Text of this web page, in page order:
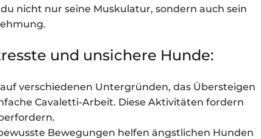
nicht nur seine Muskulatur, sondern auch sein
und unsichere Hunde:
verschiedenen Untergründen, das Übersteigen
Cavaletti-Arbeit. Diese Aktivitäten fordern
Bewegungen helfen ängstlichen Hunden